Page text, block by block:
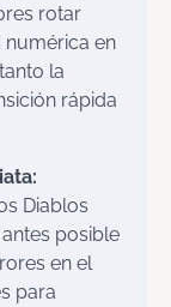
rotar
numérica en
la
rápida
Diablos
posible
en el
para